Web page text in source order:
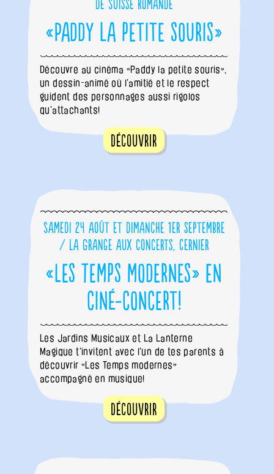
de Suisse romande
«Paddy la petite souris»
Découvre au cinéma «Paddy la petite souris»,
un dessin-animé où l'amitié et le respect
guident des personnages aussi rigolos
qu'attachants!
Découvrir
Samedi 24 août et dimanche 1er septembre
/ La Grange aux concerts, Cernier
«Les Temps modernes» en
ciné-concert!
Les Jardins Musicaux et La Lanterne
Magique t'invitent avec l'un de tes parents à
découvrir «Les Temps modernes»
accompagné en musique!
Découvrir